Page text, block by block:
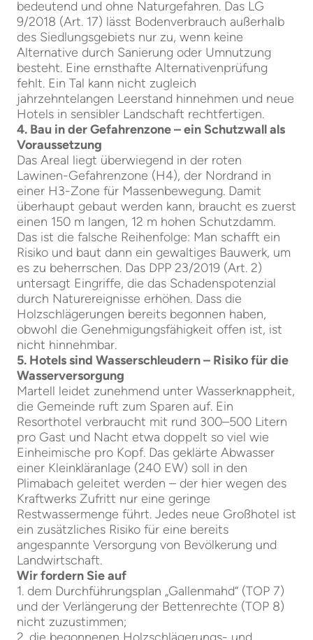
bedeutend und ohne Naturgefahren. Das LG
9/2018 (Art. 17) lässt Bodenverbrauch außerhalb
des Siedlungsgebiets nur zu, wenn keine
Alternative durch Sanierung oder Umnutzung
besteht. Eine ernsthafte Alternativenprüfung
fehlt. Ein Tal kann nicht zugleich
jahrzehntelangen Leerstand hinnehmen und neue
Hotels in sensibler Landschaft rechtfertigen.
4. Bau in der Gefahrenzone – ein Schutzwall als
Voraussetzung
Das Areal liegt überwiegend in der roten
Lawinen-Gefahrenzone (H4), der Nordrand in
einer H3-Zone für Massenbewegung. Damit
überhaupt gebaut werden kann, braucht es zuerst
einen 150 m langen, 12 m hohen Schutzdamm.
Das ist die falsche Reihenfolge: Man schafft ein
Risiko und baut dann ein gewaltiges Bauwerk, um
es zu beherrschen. Das DPP 23/2019 (Art. 2)
untersagt Eingriffe, die das Schadenspotenzial
durch Naturereignisse erhöhen. Dass die
Holzschlägerungen bereits begonnen haben,
obwohl die Genehmigungsfähigkeit offen ist, ist
nicht hinnehmbar.
5. Hotels sind Wasserschleudern – Risiko für die
Wasserversorgung
Martell leidet zunehmend unter Wasserknappheit,
die Gemeinde ruft zum Sparen auf. Ein
Resorthotel verbraucht mit rund 300–500 Litern
pro Gast und Nacht etwa doppelt so viel wie
Einheimische pro Kopf. Das geklärte Abwasser
einer Kleinkläranlage (240 EW) soll in den
Plimabach geleitet werden – der hier wegen des
Kraftwerks Zufritt nur eine geringe
Restwassermenge führt. Jedes neue Großhotel ist
ein zusätzliches Risiko für eine bereits
angespannte Versorgung von Bevölkerung und
Landwirtschaft.
Wir fordern Sie auf
1. dem Durchführungsplan „Gallenmahd“ (TOP 7)
und der Verlängerung der Bettenrechte (TOP 8)
nicht zuzustimmen;